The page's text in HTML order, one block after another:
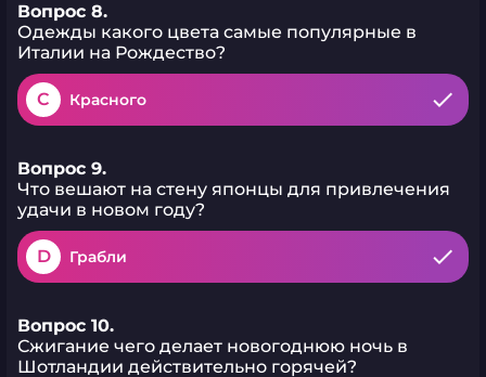
Вопрос 8.
Одежды какого цвета самые популярные в
Италии на Рождество?
C Красного
Вопрос 9.
Что вешают на стену японцы для привлечения
удачи в новом году?
D Грабли
Вопрос 10.
Сжигание чего делает новогоднюю ночь в
Шотландии действительно горячей?